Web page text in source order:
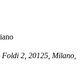
Foldi 2, 20125, Milano,